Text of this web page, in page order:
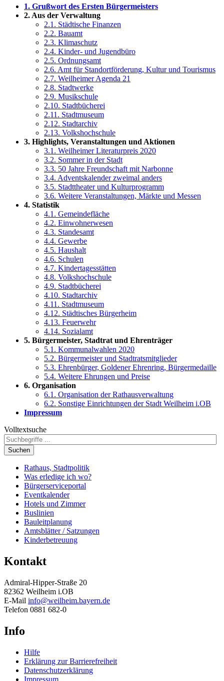
1. Grußwort des Ersten Bürgermeisters
2. Aus der Verwaltung
2.1. Städtische Finanzen
2.2. Bauamt
2.3. Klimaschutz
2.4. Kinder- und Jugendbüro
2.5. Ordnungsamt
2.6. Amt für Standortförderung, Kultur und Tourismus
2.7. Weilheimer Agenda 21
2.8. Stadtwerke
2.9. Musikschule
2.10. Stadtbücherei
2.11. Stadtmuseum
2.12. Stadtarchiv
2.13. Volkshochschule
3. Highlights, Veranstaltungen und Aktionen
3.1. Weilheimer Literaturpreis 2020
3.2. Sommer in der Stadt
3.3. 50 Jahre Freundschaft mit Narbonne
3.4. Adventskalender zweimal anders
3.5. Stadttheater und Kulturprogramm
3.6. Weitere Veranstaltungen, Märkte und Messen
4. Statistik
4.1. Gemeindefläche
4.2. Einwohnerwesen
4.3. Standesamt
4.4. Gewerbe
4.5. Haushalt
4.6. Schulen
4.7. Kindertagesstätten
4.8. Volkshochschule
4.9. Stadtbücherei
4.10. Stadtarchiv
4.11. Stadtmuseum
4.12. Städtisches Bürgerheim
4.13. Feuerwehr
4.14. Sozialamt
5. Bürgermeister, Stadtrat und Ehrenträger
5.1. Kommunalwahlen 2020
5.2. Bürgermeister und Stadtratsmitglieder
5.3. Ehrenbürger, Goldener Ehrenring, Bürgermedaille
5.4. Weitere Ehrungen und Preise
6. Organisation
6.1. Organisation der Rathausverwaltung
6.2. Sonstige Einrichtungen der Stadt Weilheim i.OB
Impressum
Volltextsuche
Suchen
Rathaus, Stadtpolitik
Was erledige ich wo?
Bürgerserviceportal
Eventkalender
Hotels und Zimmer
Buslinien
Bauleitplanung
Amtsblätter / Satzungen
Kinderbetreuung
Kontakt
Admiral-Hipper-Straße 20
82362 Weilheim i.OB
E-Mail info@weilheim.bayern.de
Telefon 0881 682-0
Info
Hilfe
Erklärung zur Barrierefreiheit
Datenschutzerklärung
Impressum